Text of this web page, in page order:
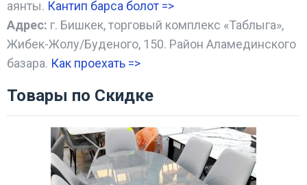
аянты. Кантип барса болот =>
Адрес: г. Бишкек, торговый комплекс «Таблыга»,
Жибек-Жолу/Буденого, 150. Район Аламединского
базара. Как проехать =>
Товары по Скидке